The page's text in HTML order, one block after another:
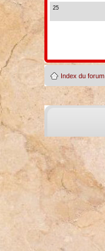
25
Index du forum